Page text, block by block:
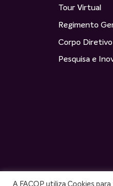
Tour Virtual
Regimento
Corpo Diretivo
Pesquisa e
A FACOP utiliza Cookies